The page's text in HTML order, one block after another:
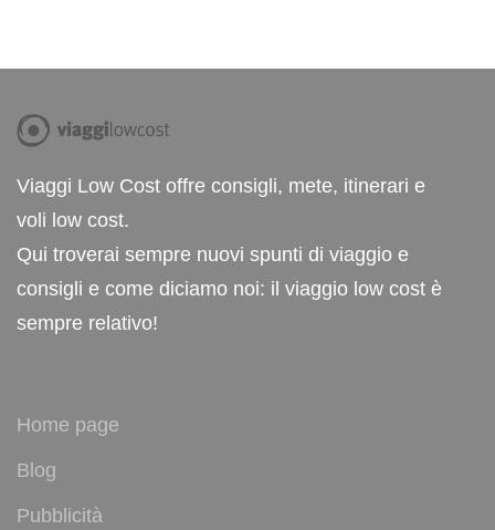
Viaggi Low Cost offre consigli, mete, itinerari e
voli low cost.
Qui troverai sempre nuovi spunti di viaggio e
consigli e come diciamo noi: il viaggio low cost è
sempre relativo!
Home page
Blog
Pubblicità